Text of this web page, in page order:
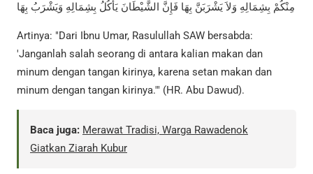
مِنْكُمْ بِشِمَالِهِ وَلاَ يَشْرَبَنَّ بِهَا فَإِنَّ الشَّيْطَانَ يَأْكُلُ بِشِمَالِهِ وَيَشْرَبُ بِهَا
Artinya: "Dari Ibnu Umar, Rasulullah SAW bersabda:
'Janganlah salah seorang di antara kalian makan dan
minum dengan tangan kirinya, karena setan makan dan
minum dengan tangan kirinya.'" (HR. Abu Dawud).
Baca juga: Merawat Tradisi, Warga Rawadenok
Giatkan Ziarah Kubur